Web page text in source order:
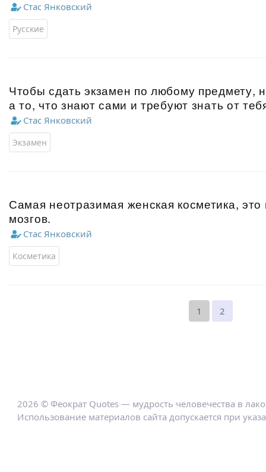
Стас Янковский
Русские
Чтобы сдать экзамен по любому предмету,
а то, что знают сами и требуют знать от
Стас Янковский
Экзамен
Самая неотразимая женская косметика,
мозгов.
Стас Янковский
Косметика
1 2
2026 © Феократ Quotes — мудрость человечества в
Использование материалов сайта допускается при